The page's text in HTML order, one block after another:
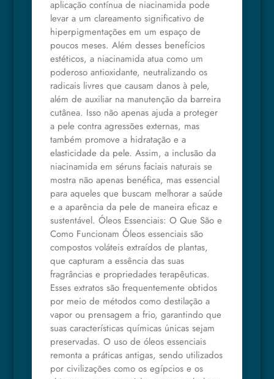
aplicação contínua de niacinamida pode
levar a um clareamento significativo de
hiperpigmentações em um espaço de
poucos meses. Além desses benefícios
estéticos, a niacinamida atua como um
poderoso antioxidante, neutralizando os
radicais livres que causam danos à pele,
além de auxiliar na manutenção da barreira
cutânea. Isso não apenas ajuda a proteger
a pele contra agressões externas, mas
também promove a hidratação e a
elasticidade da pele. Assim, a inclusão da
niacinamida em séruns faciais naturais se
mostra não apenas benéfica, mas essencial
para aqueles que buscam melhorar a saúde
e a aparência da pele de maneira eficaz e
sustentável. Óleos Essenciais: O Que São e
Como Funcionam Óleos essenciais são
compostos voláteis extraídos de plantas,
que capturam a essência das suas
fragrâncias e propriedades terapêuticas.
Esses extratos são frequentemente obtidos
por meio de métodos como destilação a
vapor ou prensagem a frio, garantindo que
suas características químicas únicas sejam
preservadas. O uso de óleos essenciais
remonta a práticas antigas, sendo utilizados
por civilizações como os egípcios e os